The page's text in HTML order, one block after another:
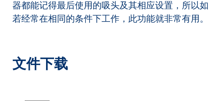
器都能记得最后使用的吸头及其相应设置，所以如
若经常在相同的条件下工作，此功能就非常有用。
文件下载